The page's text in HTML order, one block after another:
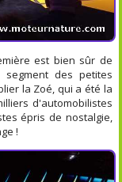
est bien sûr de
des petites
la Zoé, qui a été la
d'automobilistes
épris de nostalgie,
!